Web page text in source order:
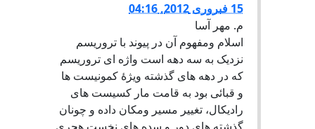
15 فبروری 2012, 04:16
م. مهر آسا
اسلام ومفهوم آن در پیوند با تروریسم
نزدیک به سه دهه است واژه ای تروریسم
که در دهه های گذشته ویژۀ کمونیست ها
و قبائی بود به قامت مار کسیست های
رادیکال، تغییر مسیر ومکان داده و چونان